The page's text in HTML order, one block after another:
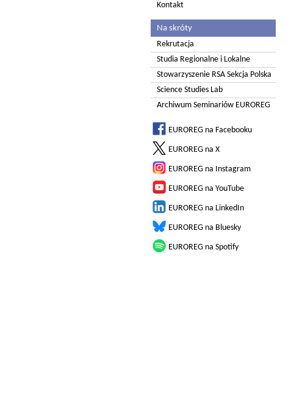
Kontakt
Na skróty
Rekrutacja
Studia Regionalne i Lokalne
Stowarzyszenie RSA Sekcja Polska
Science Studies Lab
Archiwum Seminariów EUROREG
EUROREG na Facebooku
EUROREG na X
EUROREG na Instagram
EUROREG na YouTube
EUROREG na LinkedIn
EUROREG na Bluesky
EUROREG na Spotify